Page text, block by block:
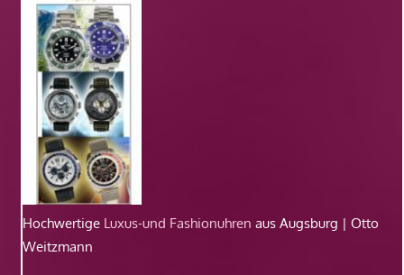
Hochwertige Luxus-und Fashionuhren aus Augsburg | Otto
Weitzmann